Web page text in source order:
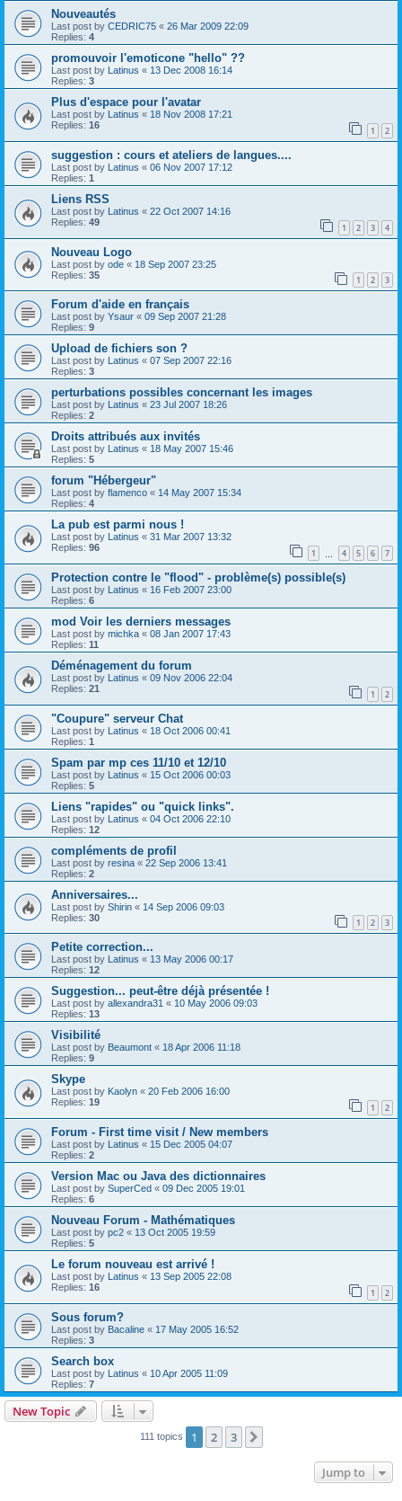
Nouveautés
Last post by CEDRIC75 « 26 Mar 2009 22:09
Replies: 4
promouvoir l'emoticone "hello" ??
Last post by Latinus « 13 Dec 2008 16:14
Replies: 3
Plus d'espace pour l'avatar
Last post by Latinus « 18 Nov 2008 17:21
Replies: 16 1 2
suggestion : cours et ateliers de langues....
Last post by Latinus « 06 Nov 2007 17:12
Replies: 1
Liens RSS
Last post by Latinus « 22 Oct 2007 14:16
Replies: 49 1 2 3 4
Nouveau Logo
Last post by ode « 18 Sep 2007 23:25
Replies: 35 1 2 3
Forum d'aide en français
Last post by Ysaur « 09 Sep 2007 21:28
Replies: 9
Upload de fichiers son ?
Last post by Latinus « 07 Sep 2007 22:16
Replies: 3
perturbations possibles concernant les images
Last post by Latinus « 23 Jul 2007 18:26
Replies: 2
Droits attribués aux invités
Last post by Latinus « 18 May 2007 15:46
Replies: 5
forum "Hébergeur"
Last post by flamenco « 14 May 2007 15:34
Replies: 4
La pub est parmi nous !
Last post by Latinus « 31 Mar 2007 13:32
Replies: 96 1 4 5 6 7
Protection contre le "flood" - problème(s) possible(s)
Last post by Latinus « 16 Feb 2007 23:00
Replies: 6
mod Voir les derniers messages
Last post by michka « 08 Jan 2007 17:43
Replies: 11
Déménagement du forum
Last post by Latinus « 09 Nov 2006 22:04
Replies: 21 1 2
"Coupure" serveur Chat
Last post by Latinus « 18 Oct 2006 00:41
Replies: 1
Spam par mp ces 11/10 et 12/10
Last post by Latinus « 15 Oct 2006 00:03
Replies: 5
Liens "rapides" ou "quick links".
Last post by Latinus « 04 Oct 2006 22:10
Replies: 12
compléments de profil
Last post by resina « 22 Sep 2006 13:41
Replies: 2
Anniversaires...
Last post by Shirin « 14 Sep 2006 09:03
Replies: 30 1 2 3
Petite correction...
Last post by Latinus « 13 May 2006 00:17
Replies: 12
Suggestion... peut-être déjà présentée !
Last post by allexandra31 « 10 May 2006 09:03
Replies: 13
Visibilité
Last post by Beaumont « 18 Apr 2006 11:18
Replies: 9
Skype
Last post by Kaolyn « 20 Feb 2006 16:00
Replies: 19 1 2
Forum - First time visit / New members
Last post by Latinus « 15 Dec 2005 04:07
Replies: 2
Version Mac ou Java des dictionnaires
Last post by SuperCed « 09 Dec 2005 19:01
Replies: 6
Nouveau Forum - Mathématiques
Last post by pc2 « 13 Oct 2005 19:59
Replies: 5
Le forum nouveau est arrivé !
Last post by Latinus « 13 Sep 2005 22:08
Replies: 16 1 2
Sous forum?
Last post by Bacaline « 17 May 2005 16:52
Replies: 3
Search box
Last post by Latinus « 10 Apr 2005 11:09
Replies: 7
New Topic
111 topics 1 2 3
Jump to